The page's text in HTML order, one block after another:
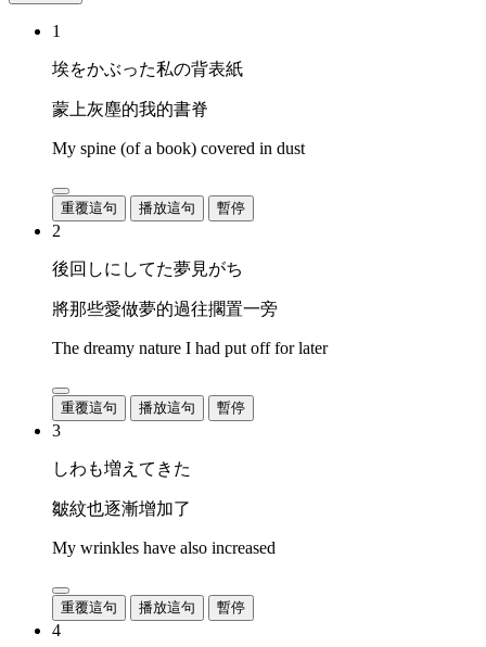
1
埃をかぶった私の背表紙
蒙上灰塵的我的書脊
My spine (of a book) covered in dust
重覆這句 播放這句 暫停
2
後回しにしてた夢見がち
將那些愛做夢的過往擱置一旁
The dreamy nature I had put off for later
重覆這句 播放這句 暫停
3
しわも増えてきた
皺紋也逐漸增加了
My wrinkles have also increased
重覆這句 播放這句 暫停
4